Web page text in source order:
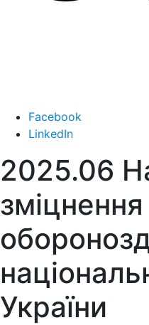
Facebook
LinkedIn
2025.06
зміцнення
України